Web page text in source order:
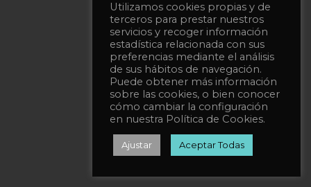
Utilizamos cookies propias y de
terceros para prestar nuestros
servicios y recoger información
estadística relacionada con sus
preferencias mediante el análisis
de sus hábitos de navegación.
Puede obtener más información
sobre las cookies, o bien conocer
cómo cambiar la configuración
en nuestra Política de Cookies.
Ajustar Aceptar Todas